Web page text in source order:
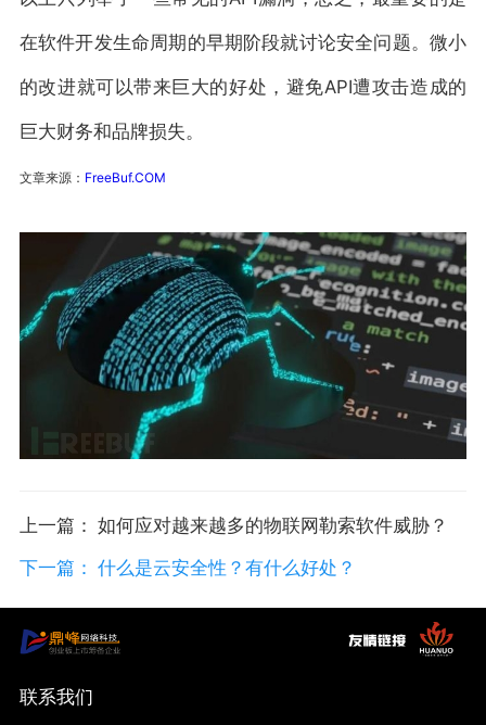
在软件开发生命周期的早期阶段就讨论安全问题。微小
的改进就可以带来巨大的好处，避免API遭攻击造成的
巨大财务和品牌损失。
文章来源： FreeBuf.COM
上一篇： 如何应对越来越多的物联网勒索软件威胁？
下一篇： 什么是云安全性？有什么好处？
联系我们